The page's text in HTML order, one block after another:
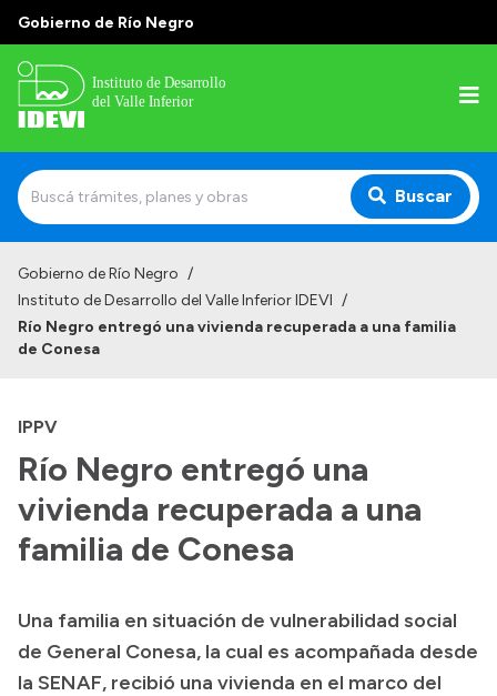
Gobierno de Río Negro
Buscar
Institucional
Normativa
Historia
Gobierno de Río Negro /
Instituto de Desarrollo del Valle Inferior IDEVI /
Río Negro entregó una vivienda recuperada a una familia
de Conesa
IPPV
Río Negro entregó una
vivienda recuperada a una
familia de Conesa
Una familia en situación de vulnerabilidad social
de General Conesa, la cual es acompañada desde
la SENAF, recibió una vivienda en el marco del